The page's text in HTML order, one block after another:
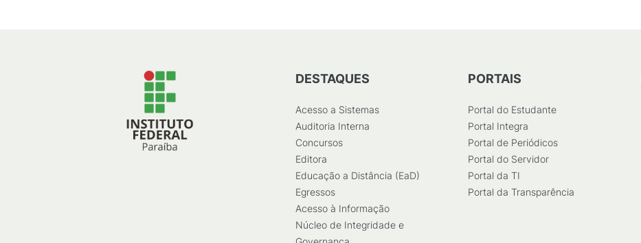
DESTAQUES
Acesso a Sistemas
Auditoria Interna
Concursos
Editora
Educação a Distância (EaD)
Egressos
Acesso à Informação
Núcleo de Integridade e
PORTAIS
Portal do Estudante
Portal Integra
Portal de Periódicos
Portal do Servidor
Portal da TI
Portal da Transparência